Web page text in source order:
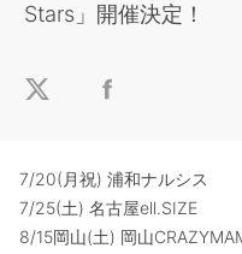
Stars」開催決定！
7/20(月祝) 浦和ナルシス
7/25(土) 名古屋ell.SIZE
8/15岡山(土) 岡山